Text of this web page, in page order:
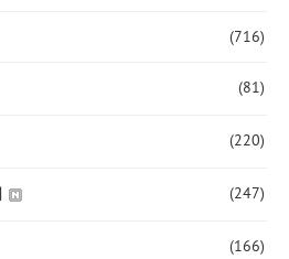
(716)
(81)
(220)
(247)
(166)